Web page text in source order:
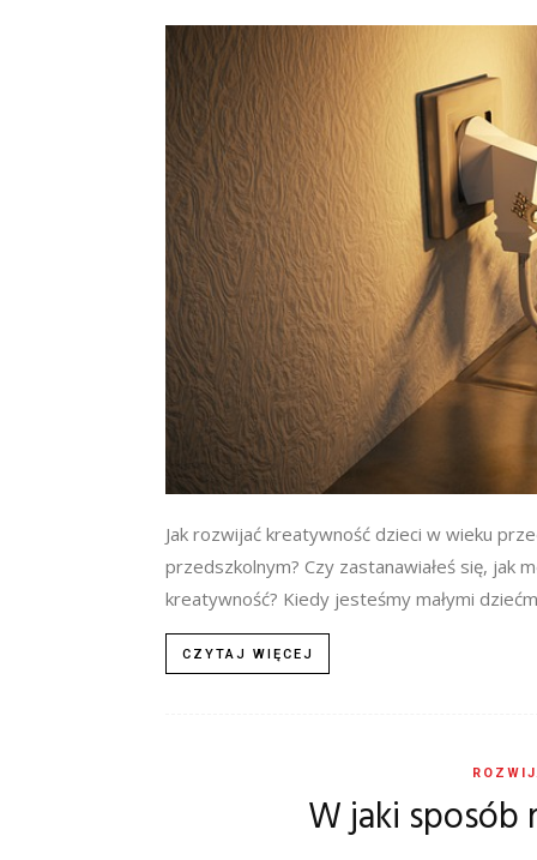
Jak rozwijać kreatywność dzieci w wieku
przedszkolnym? Czy zastanawiałeś się, jak
kreatywność? Kiedy jesteśmy małymi
CZYTAJ WIĘCEJ
W jaki